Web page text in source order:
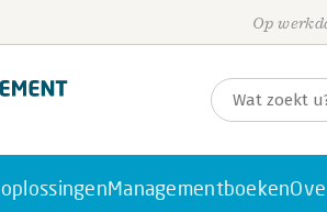
Op
Managementboeken